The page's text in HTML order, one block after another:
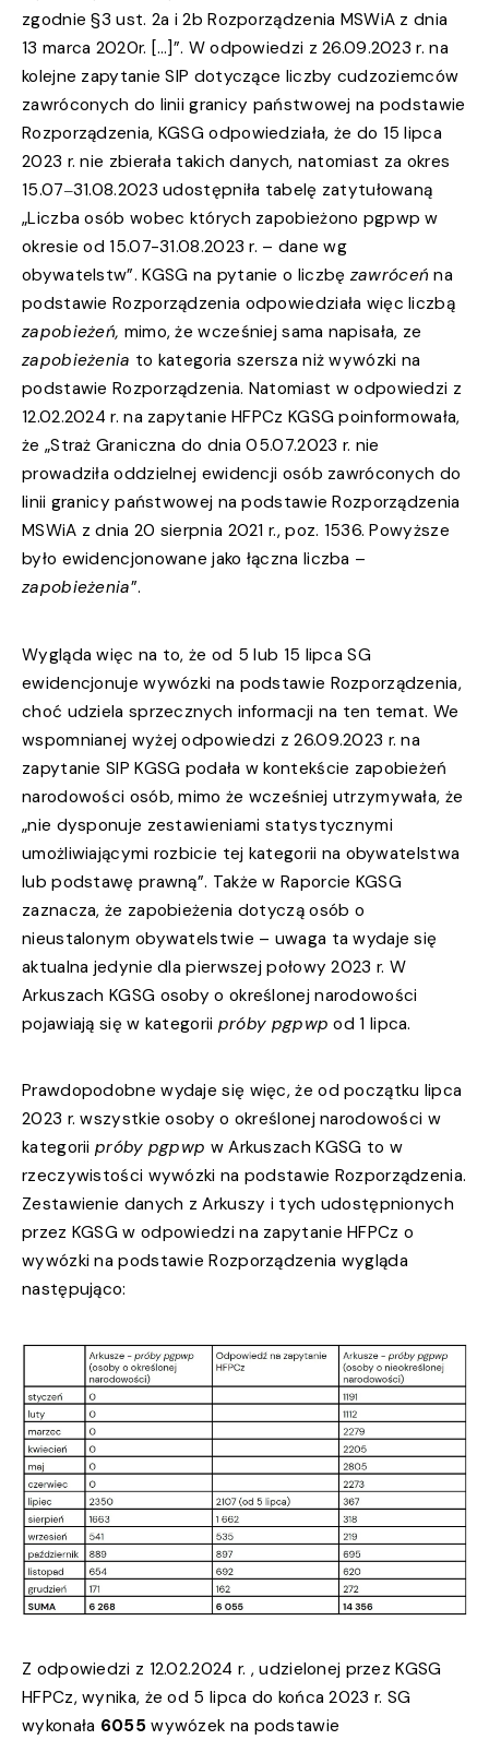
zgodnie §3 ust. 2a i 2b Rozporządzenia MSWiA z dnia
13 marca 2020r. […]”. W odpowiedzi z 26.09.2023 r. na
kolejne zapytanie SIP dotyczące liczby cudzoziemców
zawróconych do linii granicy państwowej na podstawie
Rozporządzenia, KGSG odpowiedziała, że do 15 lipca
2023 r. nie zbierała takich danych, natomiast za okres
15.07‒31.08.2023 udostępniła tabelę zatytułowaną
„Liczba osób wobec których zapobieżono pgpwp w
okresie od 15.07-31.08.2023 r. – dane wg
obywatelstw”. KGSG na pytanie o liczbę zawróceńna
podstawie Rozporządzenia odpowiedziała więc liczbą
zapobieżeń, mimo, że wcześniej sama napisała, ze
zapobieżenia to kategoria szersza niż wywózki na
podstawie Rozporządzenia. Natomiast w odpowiedzi z
12.02.2024 r. na zapytanie HFPCz KGSG poinformowała,
że „Straż Graniczna do dnia 05.07.2023 r. nie
prowadziła oddzielnej ewidencji osób zawróconych do
linii granicy państwowej na podstawie Rozporządzenia
MSWiA z dnia 20 sierpnia 2021 r., poz. 1536. Powyższe
było ewidencjonowane jako łączna liczba –
zapobieżenia”.
Wygląda więc na to, że od 5 lub 15 lipca SG
ewidencjonuje wywózki na podstawie Rozporządzenia,
choć udziela sprzecznych informacji na ten temat. We
wspomnianej wyżej odpowiedzi z 26.09.2023 r. na
zapytanie SIP KGSG podała w kontekście zapobieżeń
narodowości osób, mimo że wcześniej utrzymywała, że
„nie dysponuje zestawieniami statystycznymi
umożliwiającymi rozbicie tej kategorii na obywatelstwa
lub podstawę prawną”. Także w Raporcie KGSG
zaznacza, że zapobieżenia dotyczą osób o
nieustalonym obywatelstwie – uwaga ta wydaje się
aktualna jedynie dla pierwszej połowy 2023 r. W
Arkuszach KGSG osoby o określonej narodowości
pojawiają się w kategorii próby pgpwp od 1 lipca.
Prawdopodobne wydaje się więc, że od początku lipca
2023 r. wszystkie osoby o określonej narodowości w
kategorii próby pgpwp w Arkuszach KGSG to w
rzeczywistości wywózki na podstawie Rozporządzenia.
Zestawienie danych z Arkuszy i tych udostępnionych
przez KGSG w odpowiedzi na zapytanie HFPCz o
wywózki na podstawie Rozporządzenia wygląda
następująco:
Z odpowiedzi z 12.02.2024 r. , udzielonej przez KGSG
HFPCz, wynika, że od 5 lipca do końca 2023 r. SG
wykonała 6055 wywózek na podstawie